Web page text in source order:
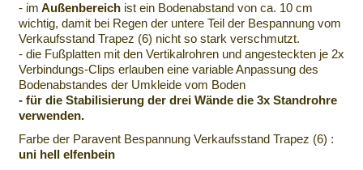
- im Außenbereich ist ein Bodenabstand von ca. 10 cm
wichtig, damit bei Regen der untere Teil der Bespannung vom
Verkaufsstand Trapez (6) nicht so stark verschmutzt.
- die Fußplatten mit den Vertikalrohren und angesteckten je 2x
Verbindungs-Clips erlauben eine variable Anpassung des
Bodenabstandes der Umkleide vom Boden
- für die Stabilisierung der drei Wände die 3x Standrohre
verwenden.
Farbe der Paravent Bespannung Verkaufsstand Trapez (6) :
uni hell elfenbein